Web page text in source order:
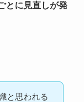
とに見直しが発
と思われる